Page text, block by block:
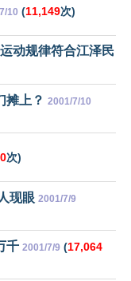
10 (11,149次)
动规律符合江泽民
摊上？ 2001/7/10
次)
现眼 2001/7/9
千 2001/7/9 (17,064